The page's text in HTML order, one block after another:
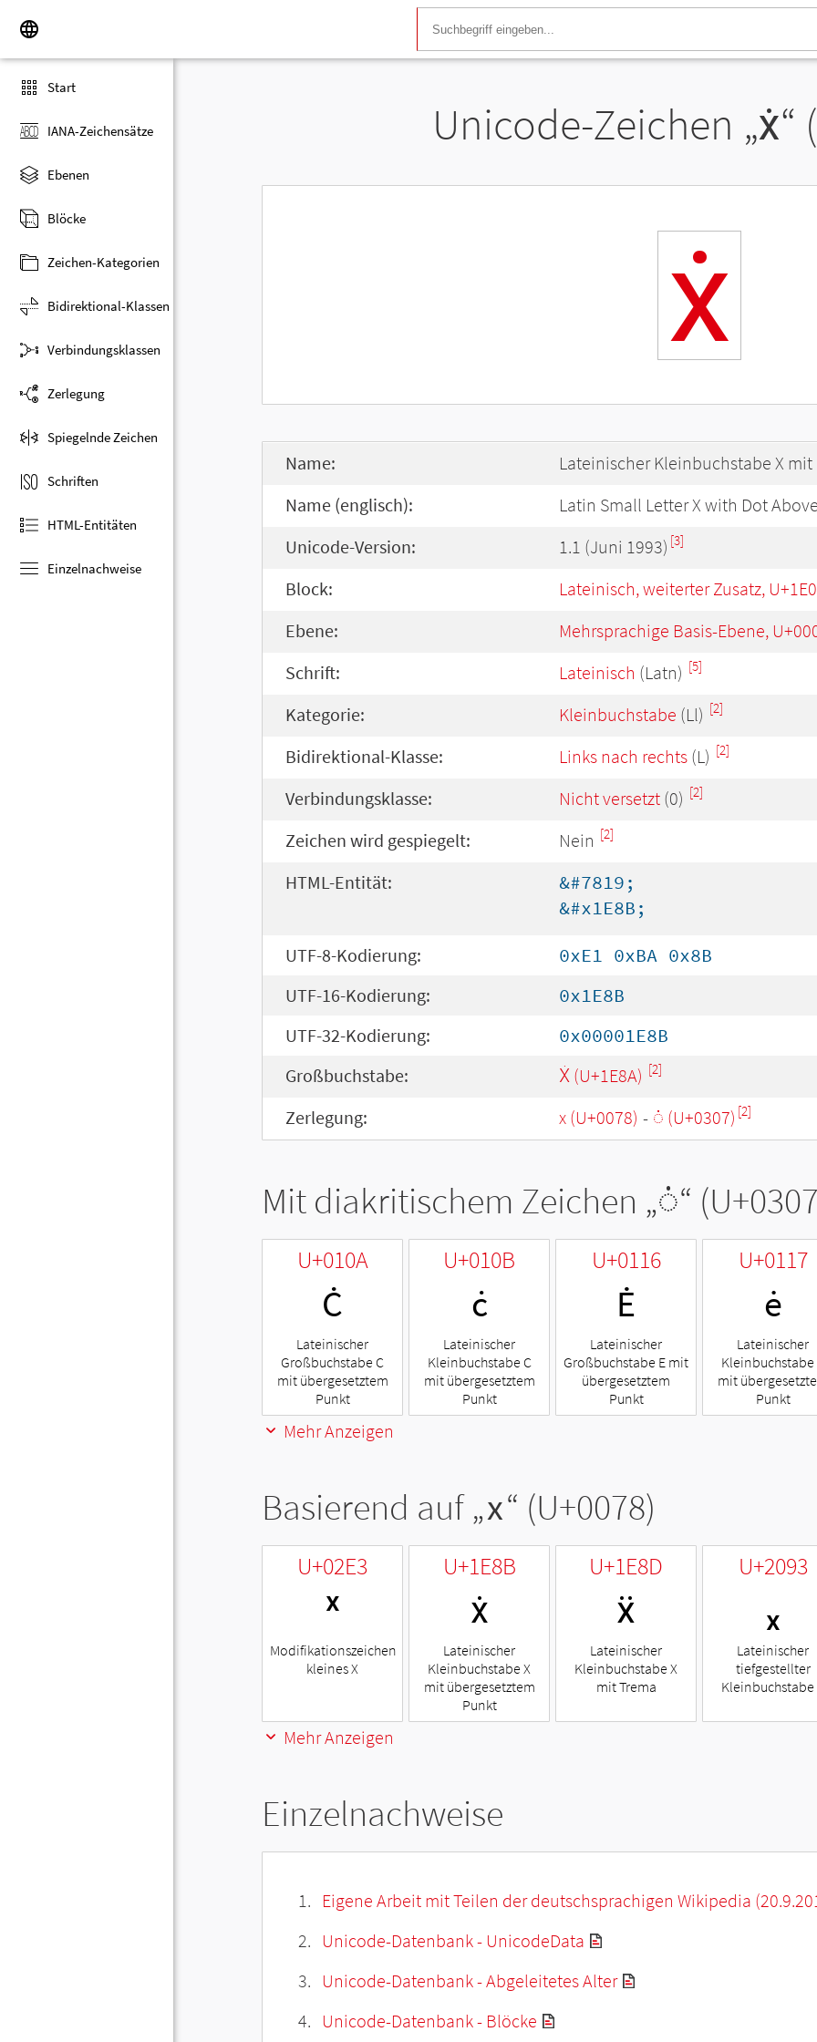
Start
IANA-Zeichensätze
Ebenen
Blöcke
Zeichen-Kategorien
Bidirektional-Klassen
Verbindungsklassen
Zerlegung
Spiegelnde Zeichen
Schriften
HTML-Entitäten
Einzelnachweise
Unicode-Zeichen „ẋ“
ẋ
Name:
Lateinischer Kleinbuchstabe X
Name (englisch):
Latin Small Letter X with Dot
Unicode-Version:
1.1 (Juni 1993) [3]
Block:
Lateinisch, weiterter Zusatz,
Ebene:
Mehrsprachige Basis-Ebene,
Schrift:
Lateinisch (Latn) [5]
Kategorie: Kleinbuchstabe (Ll) [2]
Bidirektional-Klasse: Links nach rechts (L) [2]
Verbindungsklasse: Nicht versetzt (0) [2]
Zeichen wird gespiegelt: Nein [2]
HTML-Entität:
&#7819;
&#x1E8B;
UTF-8-Kodierung:
0xE1 0xBA 0x8B
UTF-16-Kodierung:
0x1E8B
UTF-32-Kodierung:
0x00001E8B
Großbuchstabe:
Ẋ (U+1E8A) [2]
Zerlegung: x (U+0078) - ◌̇ (U+0307) [2]
Mit diakritischem Zeichen „◌̇“
U+010A
Ċ
Lateinischer
Großbuchstabe C
mit übergesetztem
Punkt
U+010B
ċ
Lateinischer
Kleinbuchstabe C
mit übergesetztem
Punkt
U+0116
Ė
Lateinischer
Großbuchstabe E mit
übergesetztem
Punkt
U+0117
ė
Lateinischer
Kleinbuchstabe
mit
Punkt
Mehr Anzeigen
Basierend auf „x“ (U+0078)
U+02E3
ˣ
Modifikationszeichen
kleines X
U+1E8B
ẋ
Lateinischer
Kleinbuchstabe X
mit übergesetztem
Punkt
U+1E8D
ẍ
Lateinischer
Kleinbuchstabe X
mit Trema
U+2093
ₓ
Lateinischer
tiefgestellter
Kleinbuchstabe
Mehr Anzeigen
Einzelnachweise
Eigene Arbeit mit Teilen der deutschsprachigen Wikipedia
Unicode-Datenbank - UnicodeData
Unicode-Datenbank - Abgeleitetes Alter
Unicode-Datenbank - Blöcke